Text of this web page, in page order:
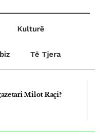
Kulturë
Të Tjera
Milot Raçi?
G.O dhe